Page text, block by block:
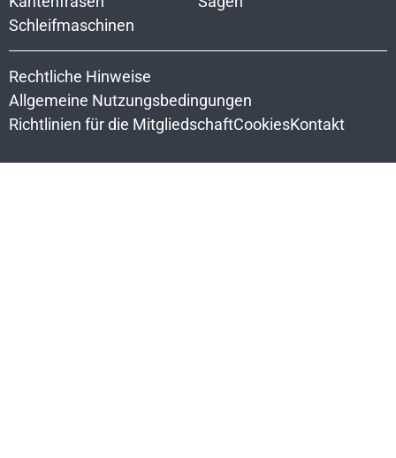
Schleifmaschinen
Rechtliche Hinweise
Allgemeine Nutzungsbedingungen
Richtlinien für die MitgliedschaftCookiesKontakt